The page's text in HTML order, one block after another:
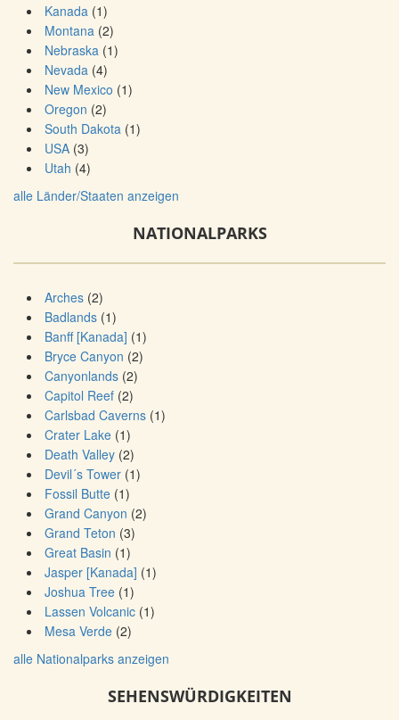
Kanada (1)
Montana (2)
Nebraska (1)
Nevada (4)
New Mexico (1)
Oregon (2)
South Dakota (1)
USA (3)
Utah (4)
alle Länder/Staaten anzeigen
NATIONALPARKS
Arches (2)
Badlands (1)
Banff [Kanada] (1)
Bryce Canyon (2)
Canyonlands (2)
Capitol Reef (2)
Carlsbad Caverns (1)
Crater Lake (1)
Death Valley (2)
Devil´s Tower (1)
Fossil Butte (1)
Grand Canyon (2)
Grand Teton (3)
Great Basin (1)
Jasper [Kanada] (1)
Joshua Tree (1)
Lassen Volcanic (1)
Mesa Verde (2)
alle Nationalparks anzeigen
SEHENSWÜRDIGKEITEN